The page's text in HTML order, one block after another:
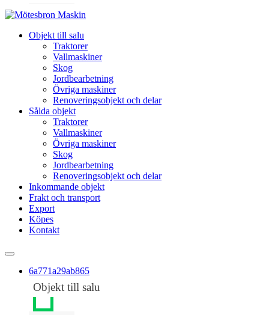
Objekt till salu
Traktorer
Vallmaskiner
Skog
Jordbearbetning
Övriga maskiner
Renoveringsobjekt och delar
Sålda objekt
Traktorer
Vallmaskiner
Övriga maskiner
Skog
Jordbearbetning
Renoveringsobjekt och delar
Inkommande objekt
Frakt och transport
Export
Köpes
Kontakt
6a771a29ab865
Objekt till salu